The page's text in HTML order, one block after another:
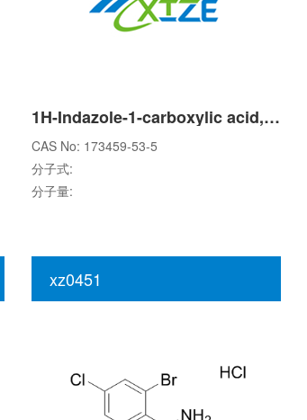
1H-Indazole-1-carboxylic acid, 7-aMino-, 1,1-diMethylethyl ester
CAS No: 173459-53-5
分子式:
分子量:
xz0451